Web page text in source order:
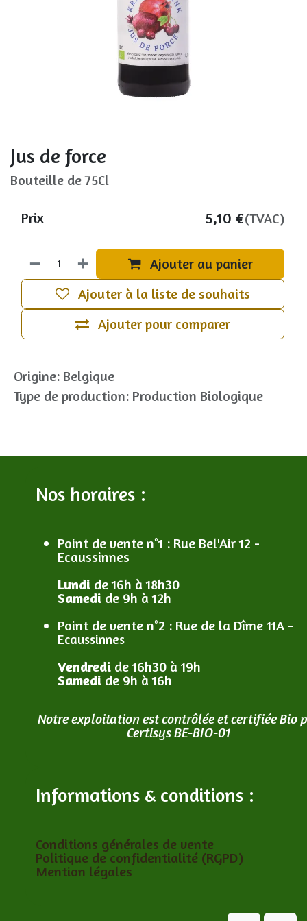
Jus de force
Bouteille de 75Cl
Ajouter au panier
Ajouter pour comparer
Ajouter à la liste de souhaits
Prix 5,10 €(TVAC)
Origine: Belgique
Type de production: Production Biologique
Nos horaires :
Point de vente n°1 : Rue Bel'Air 12 -
Ecaussinnes
Lundi de 16h à 18h30
Samedi de 9h à 12h
Point de vente n°2 : Rue de la Dîme 11A -
Ecaussinnes
Vendredi de 16h30 à 19h
Samedi de 9h à 16h
Notre exploitation est contrôlée et certifiée Bio
Certisys BE-BIO-01
Informations & conditions :
Conditions générales de vente
Politique de confidentialité (RGPD)
Mention légales